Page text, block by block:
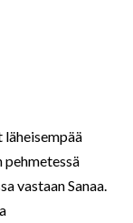
pehmetessä
vastaan Sanaa.